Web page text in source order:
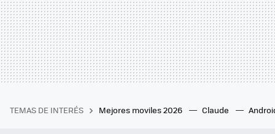
TEMAS DE INTERÉS Mejores moviles 2026 Claude